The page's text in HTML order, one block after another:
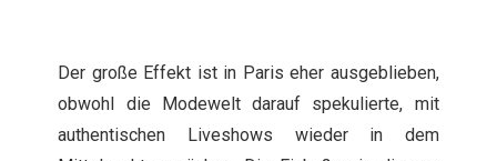
Der große Effekt ist in Paris eher ausgeblieben,
obwohl die Modewelt darauf spekulierte, mit
authentischen Liveshows wieder in dem